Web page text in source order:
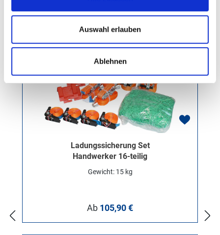
Auswahl erlauben
Ablehnen
Ladungssicherung Set
Handwerker 16-teilig
Gewicht: 15 kg
Regulärer Preis:
Ab 105,90 €